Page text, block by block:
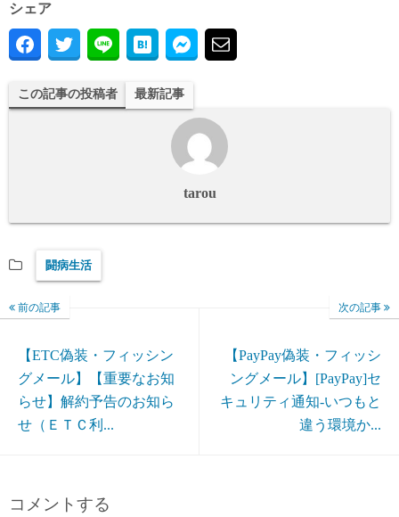
シェア
この記事の投稿者 最新記事
tarou
闘病生活
前の記事
【ETC偽装・フィッシン
グメール】【重要なお知
らせ】解約予告のお知ら
せ（ＥＴＣ利...
次の記事
【PayPay偽装・フィッシ
ングメール】[PayPay]セ
キュリティ通知-いつもと
違う環境か...
コメントする